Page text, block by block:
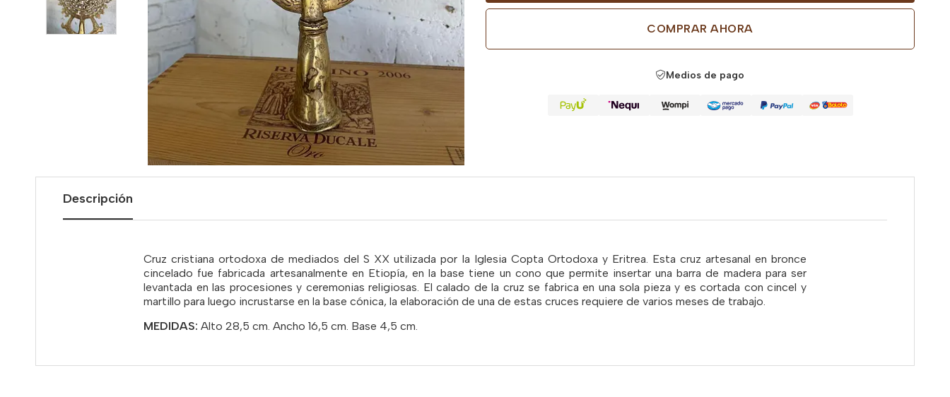
COMPRAR AHORA
Medios de pago
Descripción
Cruz cristiana ortodoxa de mediados del S XX utilizada por la Iglesia Copta Ortodoxa y Eritrea. Esta cruz artesanal en bronce
cincelado fue fabricada artesanalmente en Etiopía, en la base tiene un cono que permite insertar una barra de madera para ser
levantada en las procesiones y ceremonias religiosas. El calado de la cruz se fabrica en una sola pieza y es cortada con cincel y
martillo para luego incrustarse en la base cónica, la elaboración de una de estas cruces requiere de varios meses de trabajo.
MEDIDAS:Alto 28,5 cm. Ancho 16,5 cm. Base 4,5 cm.